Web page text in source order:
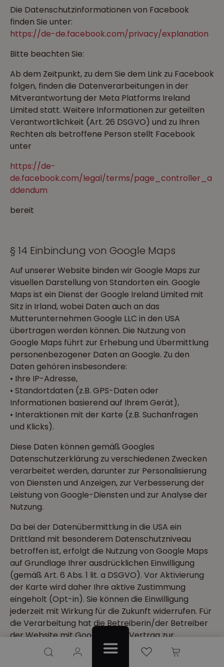
Du hast 0 Produkte auf dem Merkzettel
Die Datenschutzinformationen von Facebook
finden Sie unter:
https://de-de.facebook.com/privacy/explanation
Bitte beachten Sie:
Ab dem Zeitpunkt, zu dem Sie dem Link zu Facebook
folgen, finden die Datenverarbeitungen in der
Mitverantwortung der Meta Platforms Ireland
Limited statt. Weitere Informationen zur geteilten
Verantwortlichkeit (Art. 26 DSGVO) und zu Ihren
Rechten als betroffene Person stellt Facebook
unter
https://de-
de.facebook.com/legal/terms/page_controller_a
ddendum
bereit
§ 14 Einbindung von Google Maps
Auf unserer Website binden wir Google Maps zur
visuellen Darstellung von Standorten ein. Google
Maps ist ein Dienst der Google Ireland Limited mit
Sitz in Irland, wobei Daten auch an das
Mutterunternehmen Google LLC in den USA
übertragen werden können. Die Nutzung von
Google Maps führt zur Erhebung und Übermittlung
personenbezogener Daten an Google. Zu den
Daten gehören insbesondere:
• Ihre IP-Adresse,
• Standortdaten (z.B. GPS-Daten oder
Informationen basierend auf Ihrem Gerät),
• Interaktionen mit der Karte (z.B. Suchanfragen
und Klicks).
Diese Daten können gemäß Googles
Datenschutzerklärung zu verschiedenen Zwecken
verarbeitet werden, darunter zur Personalisierung
von Diensten und Anzeigen, zur Verbesserung der
Leistung von Google-Diensten und zur Analyse der
Nutzung.
Da bei der Datenübermittlung in die USA ein
Drittland mit besonderem Datenschutzniveau
betroffen ist, erfolgt die Nutzung von Google Maps
auf Grundlage Ihrer ausdrücklichen Einwilligung
(gemäß Art. 6 Abs. 1 lit. a DSGVO). Vor Aktivierung
der Karte wird daher Ihre aktive Zustimmung
eingeholt (Opt-in). Sie können die Einwilligung
jederzeit mit Wirkung für die Zukunft widerrufen. Für
die Verarbeitung hat die Betreiberin/der Betreiber
der Website mit Google einen Vertrag zur
Auftragsverarbeitung (AV-Vertrag) gemäß Art. 28
DSGVO abgeschlossen, der den Schutz Ihrer Daten